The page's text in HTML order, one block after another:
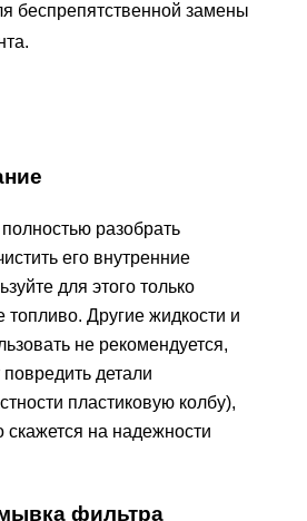
беспрепятственной замены
разобрать
его внутренние
для этого только
топливо. Другие жидкости и
не рекомендуется,
повредить детали
пластиковую колбу),
скажется на надежности
фильтра